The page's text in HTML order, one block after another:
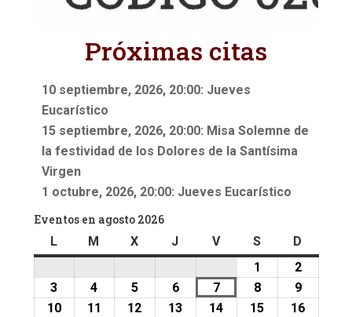
Próximas citas
10 septiembre, 2026, 20:00: Jueves
Eucarístico
15 septiembre, 2026, 20:00: Misa Solemne de
la festividad de los Dolores de la Santísima
Virgen
1 octubre, 2026, 20:00: Jueves Eucarístico
Eventos en agosto 2026
LlunesM martes
Xmiércoles
J jueves
Vviernes
Ssábado
D
1
agosto,
2026
22
agosto,
2026
3
agosto,
4
agosto,
55
agosto,
66
agosto,
77
agosto,
88
agosto,
99
agosto,
1010
11 12 13 14 15 16